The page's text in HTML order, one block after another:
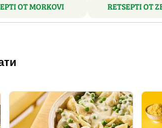
OT MORKOVI RETSEPTI OT